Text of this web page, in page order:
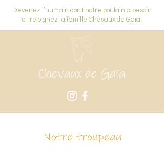
Devenez l’humain dont notre poulain a besoin
et rejoignez la famille Chevaux de Gaïa.
Notre troupeau